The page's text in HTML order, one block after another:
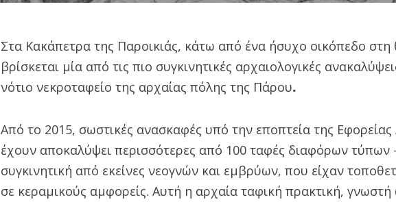
Στα Κακάπετρα της Παροικιάς, κάτω από ένα ήσυχο οικόπεδο στη
βρίσκεται μία από τις πιο συγκινητικές αρχαιολογικές
νότιο νεκροταφείο της αρχαίας πόλης της Πάρου.
Από το 2015, σωστικές ανασκαφές υπό την εποπτεία της
έχουν αποκαλύψει περισσότερες από 100 ταφές διαφόρων
συγκινητική από εκείνες νεογνών και εμβρύων, που είχαν
σε κεραμικούς αμφορείς. Αυτή η αρχαία ταφική πρακτική, γνωστή